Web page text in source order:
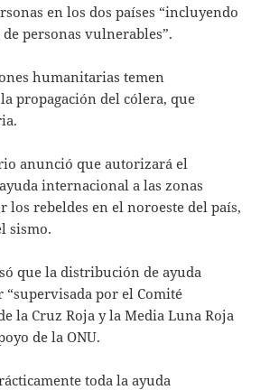
en los dos países “incluyendo
personas vulnerables”.
humanitarias temen
propagación del cólera, que
anunció que autorizará el
internacional a las zonas
los rebeldes en el noroeste del país,
sismo.
que la distribución de ayuda
“supervisada por el Comité
la Cruz Roja y la Media Luna Roja
de la ONU.
toda la ayuda